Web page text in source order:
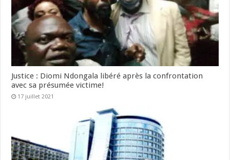
Justice : Diomi Ndongala libéré après la confrontation
avec sa présumée victime!
17 juillet 2021